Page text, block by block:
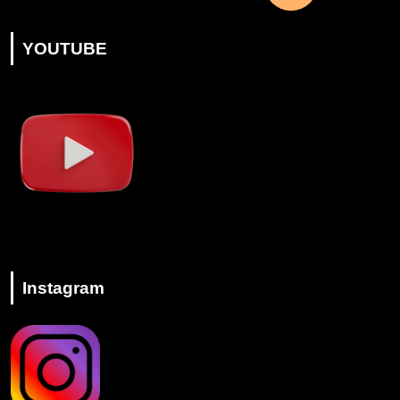
YOUTUBE
Instagram